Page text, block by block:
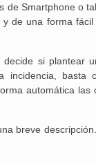
de Smartphone o
de una forma
si plantear
incidencia,
automática
breve